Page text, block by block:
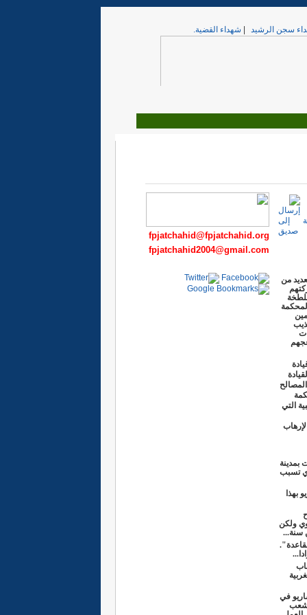
سجن الرشيد شهداء القضية.
من
التي
مات بمدينة
تسبب
بهذا
ولكن
سنة...
في
fpjatchahid@fpjatchahid.org
fpjatchahid2004@gmail.com